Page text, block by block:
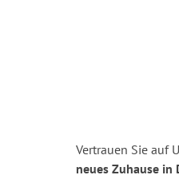
Vertrauen Sie auf
neues Zuhause in